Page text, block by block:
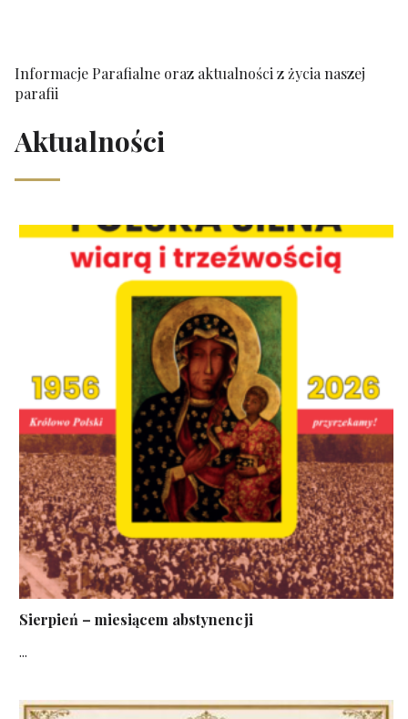
Informacje Parafialne oraz aktualności z życia naszej
parafii
Aktualności
Sierpień – miesiącem abstynencji
...